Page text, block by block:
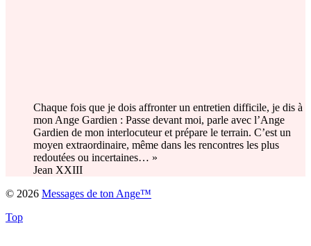
Chaque fois que je dois affronter un entretien difficile, je dis à
mon Ange Gardien : Passe devant moi, parle avec l’Ange
Gardien de mon interlocuteur et prépare le terrain. C’est un
moyen extraordinaire, même dans les rencontres les plus
redoutées ou incertaines… »
Jean XXIII
© 2026 Messages de ton Ange™
Top